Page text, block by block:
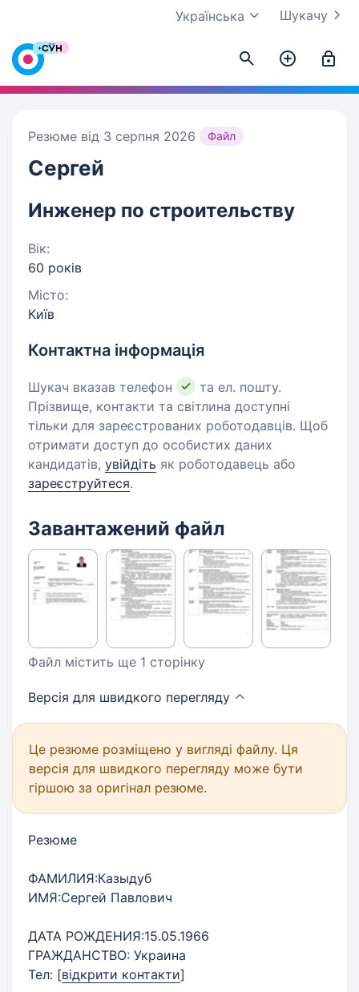
Шукачу
Українська
Резюме від 3 серпня 2026 Файл
Сергей
Инженер по строительству
Вік:
60 років
Місто:
Київ
Контактна інформація
Шукач вказав телефон
та ел. пошту.
Прізвище, контакти та світлина доступні
тільки для зареєстрованих роботодавців. Щоб
отримати доступ до особистих даних
кандидатів, увійдіть як роботодавець або
зареєструйтеся.
Завантажений файл
Файл містить ще 1 сторінку
Версія для швидкого перегляду
Це резюме розміщено у вигляді файлу. Ця
версія для швидкого перегляду може бути
гіршою за оригінал резюме.
Резюме
ФАМИЛИЯ:Казыдуб
ИМЯ:Сергей Павлович
ДАТА РОЖДЕНИЯ:15.05.1966
ГРАЖДАНСТВО: Украина
Тел: [відкрити контакти]